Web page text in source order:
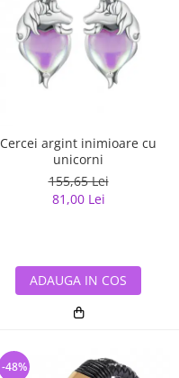
Cercei argint inimioare cu
unicorni
155,65 Lei
81,00 Lei
ADAUGA IN COS
-48%